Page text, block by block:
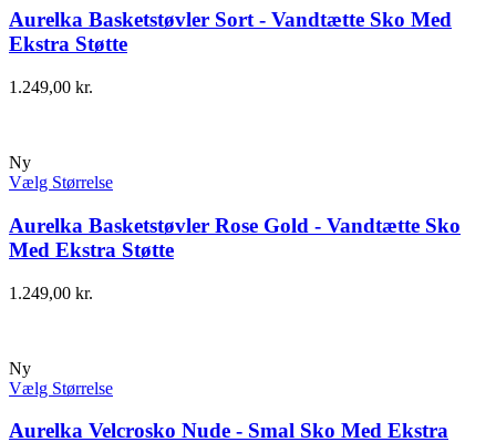
Aurelka Basketstøvler Sort - Vandtætte Sko Med
Ekstra Støtte
1.249,00 kr.
Ny
Vælg Størrelse
Aurelka Basketstøvler Rose Gold - Vandtætte Sko
Med Ekstra Støtte
1.249,00 kr.
Ny
Vælg Størrelse
Aurelka Velcrosko Nude - Smal Sko Med Ekstra